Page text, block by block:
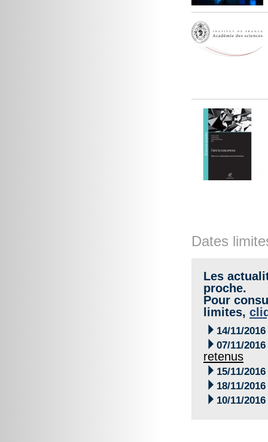
Dates
Les
proche.
Pour
limites,
 14/11/2016
 07/11/2016
retenus
 15/11/2016
 18/11/2016
 10/11/2016